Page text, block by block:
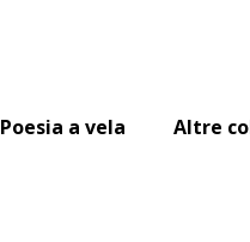
Poesia a vela Altre